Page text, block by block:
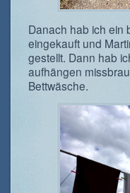
Danach hab ich ein
eingekauft und
gestellt. Dann hab
aufhängen
Bettwäsche.